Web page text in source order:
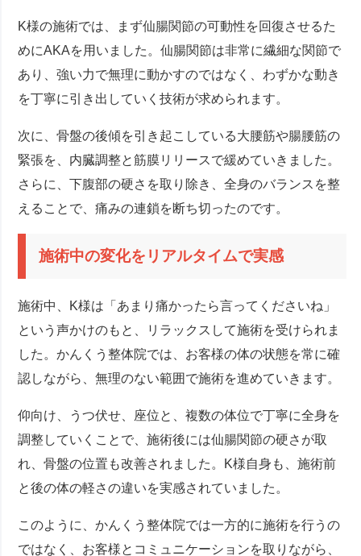
K様の施術では、まず仙腸関節の可動性を回復させるた
めにAKAを用いました。仙腸関節は非常に繊細な関節で
あり、強い力で無理に動かすのではなく、わずかな動き
を丁寧に引き出していく技術が求められます。
次に、骨盤の後傾を引き起こしている大腰筋や腸腰筋の
緊張を、内臓調整と筋膜リリースで緩めていきました。
さらに、下腹部の硬さを取り除き、全身のバランスを整
えることで、痛みの連鎖を断ち切ったのです。
施術中の変化をリアルタイムで実感
施術中、K様は「あまり痛かったら言ってくださいね」
という声かけのもと、リラックスして施術を受けられま
した。かんくう整体院では、お客様の体の状態を常に確
認しながら、無理のない範囲で施術を進めていきます。
仰向け、うつ伏せ、座位と、複数の体位で丁寧に全身を
調整していくことで、施術後には仙腸関節の硬さが取
れ、骨盤の位置も改善されました。K様自身も、施術前
と後の体の軽さの違いを実感されていました。
このように、かんくう整体院では一方的に施術を行うの
ではなく、お客様とコミュニケーションを取りながら、